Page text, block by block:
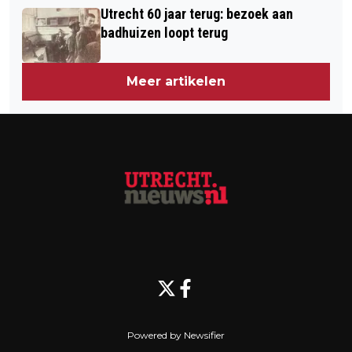
TERUGKOMEN
VOORTAAN VIA ESPN LIVE TE ZIEN
BIJ ZIGGO
Utrecht 60 jaar terug: bezoek aan
badhuizen loopt terug
Meer artikelen
Powered by Newsifier